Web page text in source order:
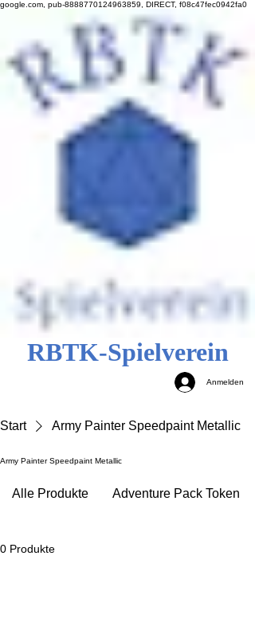
google.com, pub-8888770124963859, DIRECT, f08c47fec0942fa0
RBTK-Spielverein
Anmelden
Start Army Painter Speedpaint Metallic
Army Painter Speedpaint Metallic
Alle Produkte Adventure Pack Token
0 Produkte